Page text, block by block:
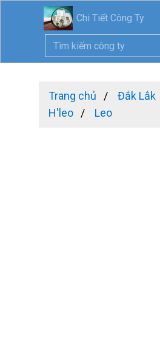
Chi Tiết Công Ty
Trang chủ Đắk Lắk
H'leo
Leo